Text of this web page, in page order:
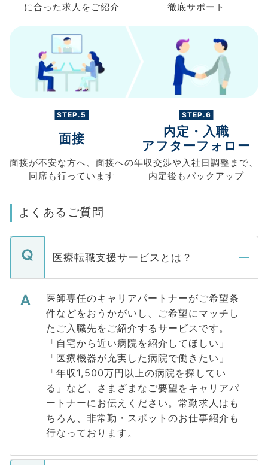
に合った求人を ご紹介
徹底サポート
STEP.5
面接
面接が不安な方へ、 面接への
同席も行っています
STEP.6
内定・入職
アフターフォロー
年収交渉や入社日調整まで、
内定後もバックアップ
よくあるご質問
医療転職支援サービスとは？
医師専任のキャリアパートナーがご希望条
件などをおうかがいし、ご希望にマッチし
たご入職先をご紹介するサービスです。
「自宅から近い病院を紹介してほしい」
「医療機器が充実した病院で働きたい」
「年収1,500万円以上の病院を探してい
る」など、さまざまなご要望をキャリアパ
ートナーにお伝えください。常勤求人はも
ちろん、非常勤・スポットのお仕事紹介も
行なっております。